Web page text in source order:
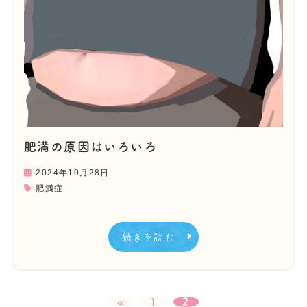
肥満の原因はいろいろ
2024年10月28日
肥満症
続きを読む
« 1 2